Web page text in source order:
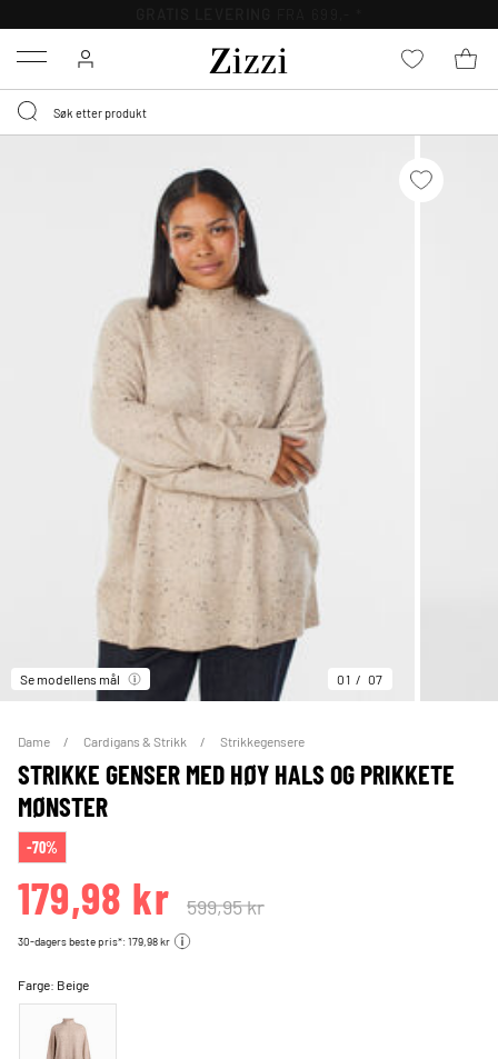
Menu
Se modellens mål 01 07
Dame Cardigans & Strikk Strikkegensere
STRIKKE GENSER MED HØY HALS OG PRIKKETE
MØNSTER
-70%
179,98 kr 599,95 kr
30-dagers beste pris*: 179,98 kr
Farge: Beige